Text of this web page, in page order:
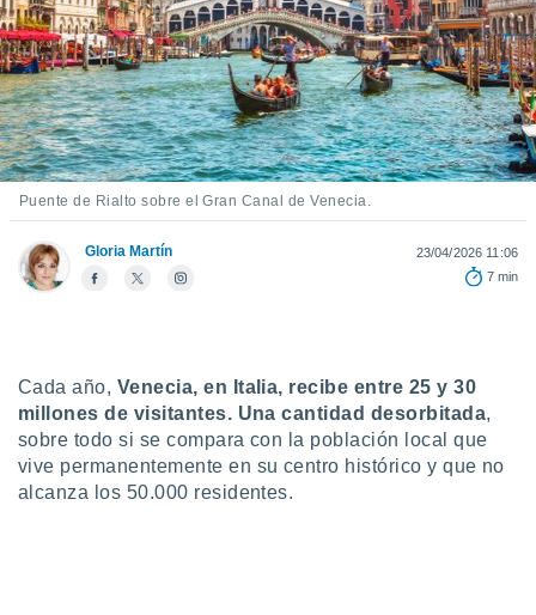
seguir
contenido
coste.
botón
a la
la
ya sean
nuestros
así como
perfil
y
en
ACEPTAR
Y
CONTINUAR
CONFIGURACIÓN
Puente de Rialto sobre el Gran Canal de Venecia.
Gloria Martín
23/04/2026 11:06
7 min
Cada año, Venecia, en Italia, recibe entre 25 y 30
millones de visitantes. Una cantidad desorbitada,
sobre todo si se compara con la población local que
vive permanentemente en su centro histórico y que no
alcanza los 50.000 residentes.